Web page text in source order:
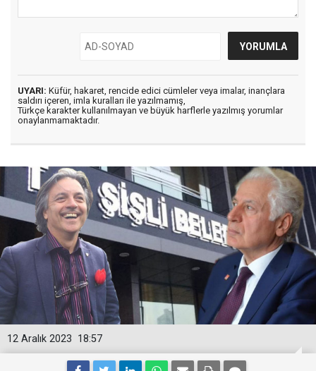
UYARI: Küfür, hakaret, rencide edici cümleler veya imalar, inançlara
saldırı içeren, imla kuralları ile yazılmamış,
Türkçe karakter kullanılmayan ve büyük harflerle yazılmış yorumlar
onaylanmamaktadır.
18:57
12 Aralık 2023